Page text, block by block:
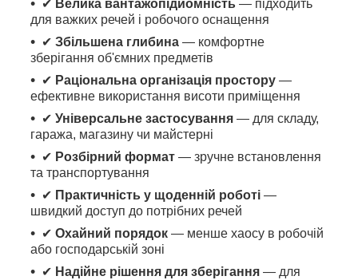
✔ Велика вантажопідйомність — підходить
для важких речей і робочого оснащення
✔ Збільшена глибина — комфортне
зберігання об'ємних предметів
✔ Раціональна організація простору —
ефективне використання висоти приміщення
✔ Універсальне застосування — для складу,
гаража, магазину чи майстерні
✔ Розбірний формат — зручне встановлення
та транспортування
✔ Практичність у щоденній роботі —
швидкий доступ до потрібних речей
✔ Охайний порядок — менше хаосу в робочій
або господарській зоні
✔ Надійне рішення для зберігання — для